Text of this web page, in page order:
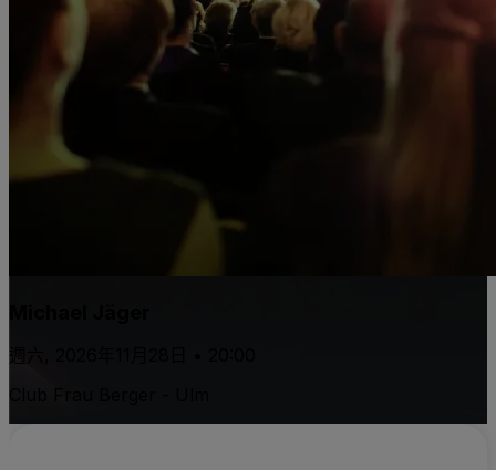
週六, 2026年11月28日 • 20:00